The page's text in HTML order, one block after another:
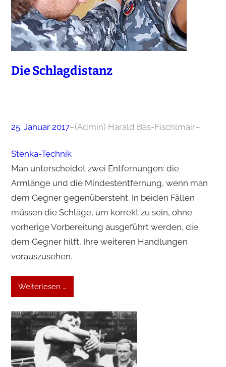
Die Schlagdistanz
25. Januar 2017–(Admin) Harald Bäs-Fischlmair–
Stenka-Technik
Man unterscheidet zwei Entfernungen: die
Armlänge und die Mindestentfernung, wenn man
dem Gegner gegenübersteht. In beiden Fällen
müssen die Schläge, um korrekt zu sein, ohne
vorherige Vorbereitung ausgeführt werden, die
dem Gegner hilft, Ihre weiteren Handlungen
vorauszusehen.
Weiterlesen …